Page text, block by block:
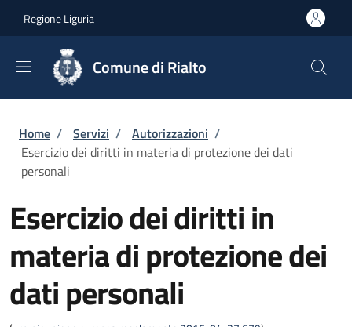
Regione Liguria
Comune di Rialto
Briciole di pane
Home / Servizi / Autorizzazioni /
Esercizio dei diritti in materia di protezione dei dati
personali
Esercizio dei diritti in
materia di protezione dei
dati personali